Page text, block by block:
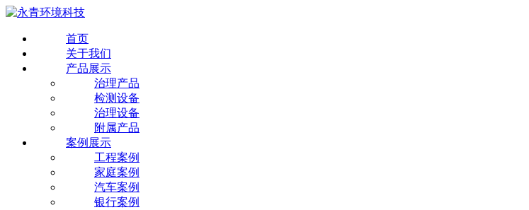
首页
关于我们
产品展示
治理产品
检测设备
治理设备
附属产品
案例展示
工程案例
家庭案例
汽车案例
银行案例